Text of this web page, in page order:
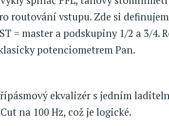
routování vstupu. Zde si
= master a podskupiny 1/2 a 3/4.
potenciometrem Pan.
ekvalizér s jedním
na 100 Hz, což je logické.